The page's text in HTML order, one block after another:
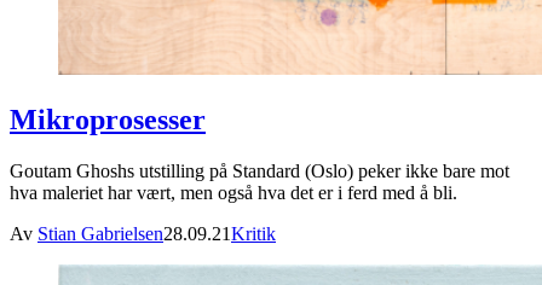
Mikroprosesser
Goutam Ghoshs utstilling på Standard (Oslo) peker ikke bare mot
hva maleriet har vært, men også hva det er i ferd med å bli.
Av Stian Gabrielsen28.09.21Kritik